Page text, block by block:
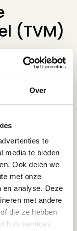
Over
te
media te bieden
Ook delen we
met onze
en analyse. Deze
met andere
die ze hebben
hun services.
(TVM)
met een grote
zijn,
Als er
tijdelijk
jouw
vanaf 4 weken